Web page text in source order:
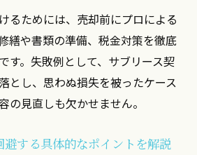
の高額売却実現へ今考えるべき
ーム高額売却へ今すぐ実践した
失敗しないための見極めチェ
るためには、売却前にプロによる
繕や書類の準備、税金対策を徹底
す。失敗例として、サブリース契
とし、思わぬ損失を被ったケース
の見直しも欠かせません。
する具体的なポイントを解説